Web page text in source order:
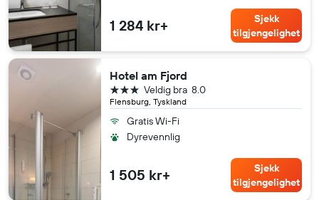
1 284 kr+
Sjekk
tilgjengelighet
Hotel am Fjord
Flensburg, Tyskland
8.0
Veldig bra
3 stjerner
Gratis Wi-Fi
Dyrevennlig
1 505 kr+
Sjekk
tilgjengelighet